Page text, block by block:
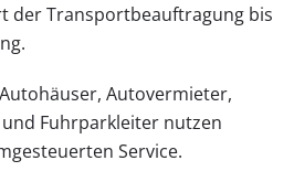
der Transportbeauftragung bis
Autovermieter,
Fuhrparkleiter nutzen
Service.